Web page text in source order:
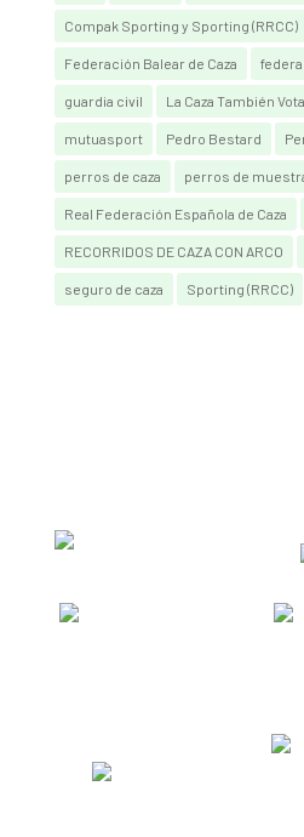
Compak Sporting y Sporting (RRCC)
Federación Balear de Caza
guardia civil La Caza También Vota
mutuasport Pedro Bestard
perros de caza perros de
Real Federación Española de Caza
RECORRIDOS DE CAZA CON ARCO
seguro de caza Sporting (RRCC)